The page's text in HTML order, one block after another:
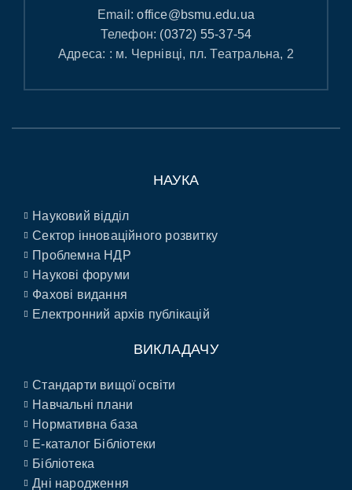
Email:office@bsmu.edu.ua
Телефон: (0372) 55-37-54
Адреса: : м. Чернівці, пл. Театральна, 2
НАУКА
Науковий відділ
Сектор інноваційного розвитку
Проблемна НДР
Наукові форуми
Фахові видання
Електронний архів публікацій
ВИКЛАДАЧУ
Стандарти вищої освіти
Навчальні плани
Нормативна база
E-каталог Бібліотеки
Бібліотека
Дні народження